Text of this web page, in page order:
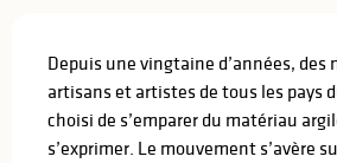
Depuis une vingtaine d’années, des
artisans et artistes de tous les pays
choisi de s’emparer du matériau
s’exprimer. Le mouvement s’avère